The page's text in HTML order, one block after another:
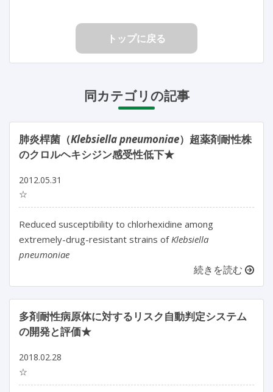
トップに戻る
同カテゴリの記事
肺炎桿菌（Klebsiella pneumoniae）超薬剤耐性株
のクロルヘキシジン感受性低下★
2012.05.31
☆
Reduced susceptibility to chlorhexidine among
extremely-drug-resistant strains ofKlebsiella
pneumoniae
続きを読む
多剤耐性病原体に対するリスク自動判定システム
の開発と評価★
2018.02.28
☆